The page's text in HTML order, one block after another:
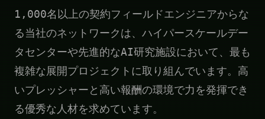
1,000名以上の契約フィールドエンジニアからな
る当社のネットワークは、ハイパースケールデー
タセンターや先進的なAI研究施設において、最も
複雑な展開プロジェクトに取り組んでいます。高
いプレッシャーと高い報酬の環境で力を発揮でき
る優秀な人材を求めています。